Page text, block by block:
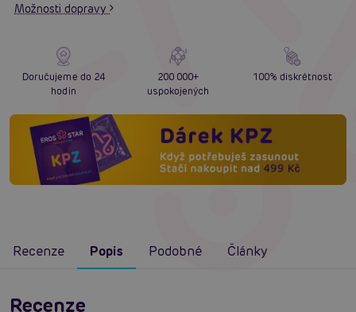
Možnosti dopravy
Doručujeme do 24
hodin
200 000+
uspokojených
100% diskrétnost
Recenze Popis Podobné Články
Recenze